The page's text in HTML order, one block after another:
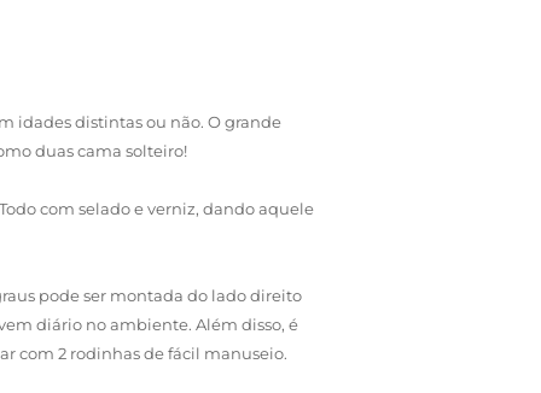
idades distintas ou não. O grande
duas cama solteiro!
com selado e verniz, dando aquele
pode ser montada do lado direito
diário no ambiente. Além disso, é
com 2 rodinhas de fácil manuseio.